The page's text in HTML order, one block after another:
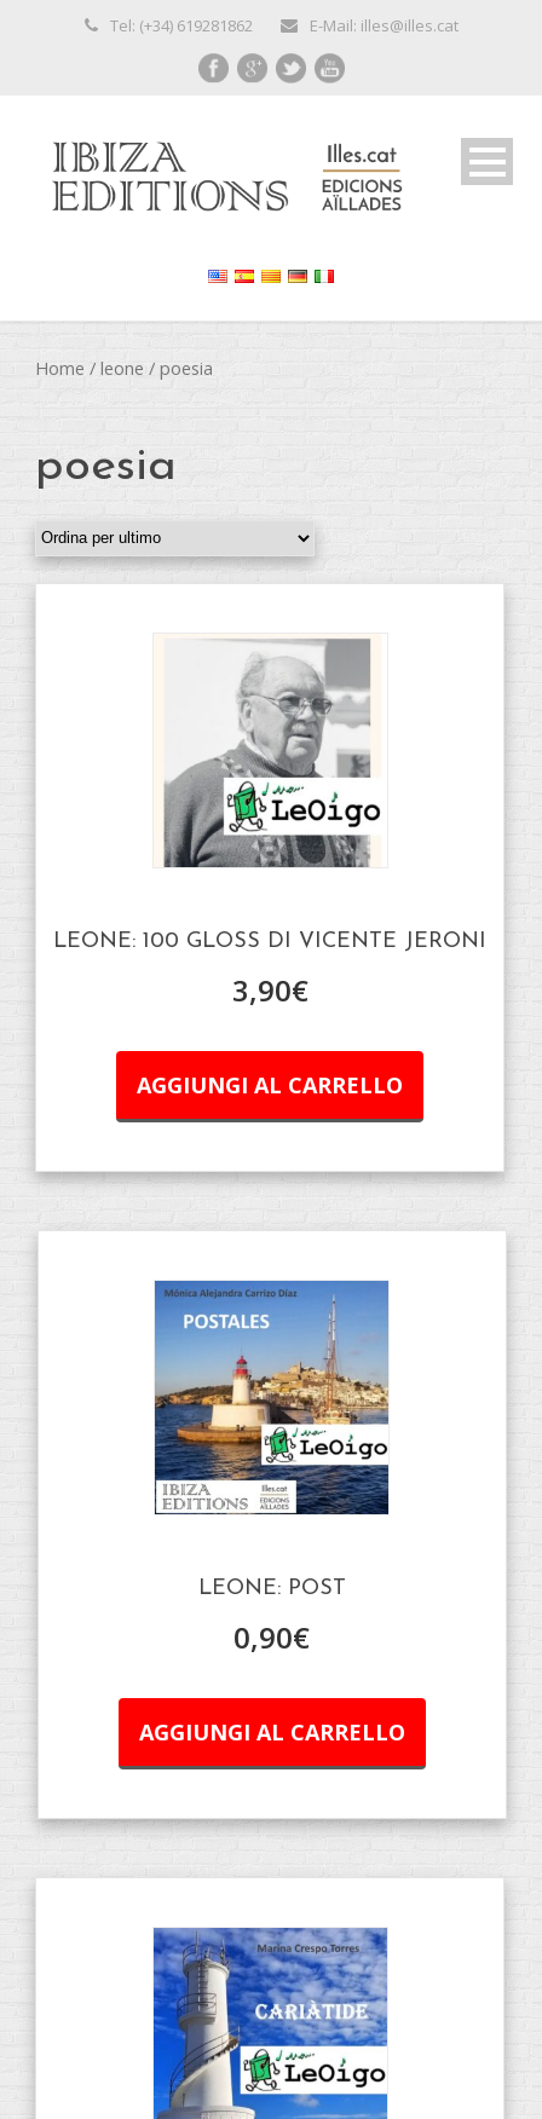
Tel: (+34) 619281862 E-Mail: illes@illes.cat
Home / leone / poesia
poesia
LEONE: 100 GLOSS DI VICENTE JERONI
3,90€
AGGIUNGI AL CARRELLO
LEONE: POST
0,90€
AGGIUNGI AL CARRELLO